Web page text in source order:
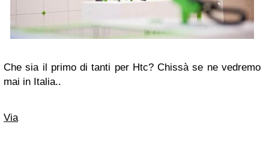
Che sia il primo di tanti per Htc? Chissà se ne vedremo
mai in Italia..
Via